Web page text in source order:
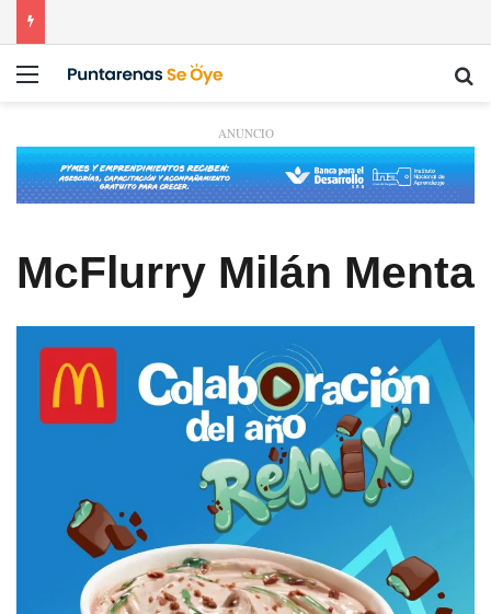
Menú
ANUNCIO
McFlurry Milán Menta